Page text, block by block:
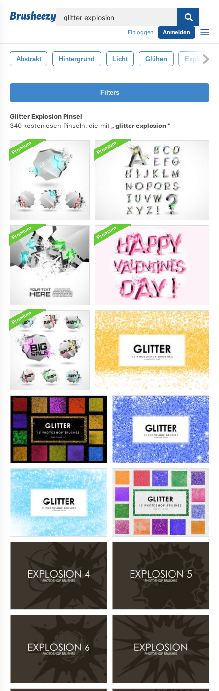
Einloggen Anmelden
Abstrakt Hintergrund Licht Glühen Explosion
Filters
Glitter Explosion Pinsel
340 kostenlosen Pinseln, die mit
glitter explosion